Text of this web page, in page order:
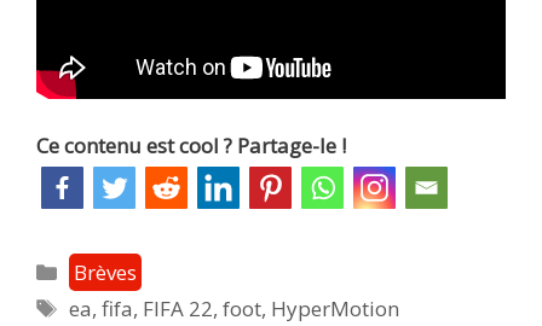
Ce contenu est cool ? Partage-le !
Catégories
Brèves
Étiquettes
ea,fifa, FIFA 22,foot, HyperMotion